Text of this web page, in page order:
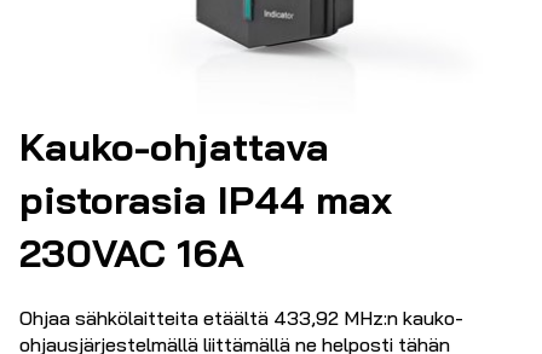
Kauko-ohjattava
pistorasia IP44 max
230VAC 16A
Ohjaa sähkölaitteita etäältä 433,92 MHz:n kauko-
ohjausjärjestelmällä liittämällä ne helposti tähän